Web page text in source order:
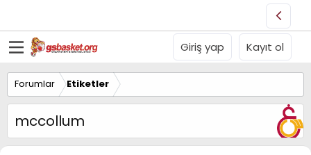
Giriş yap Kayıt ol
Forumlar Etiketler
mccollum